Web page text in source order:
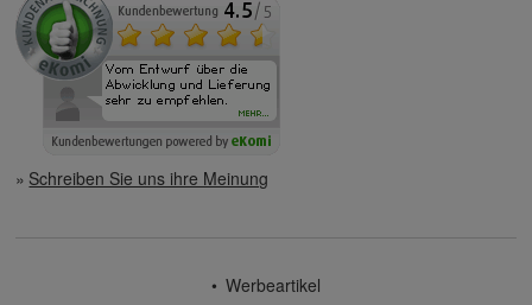
Schreiben Sie uns ihre Meinung
Werbeartikel